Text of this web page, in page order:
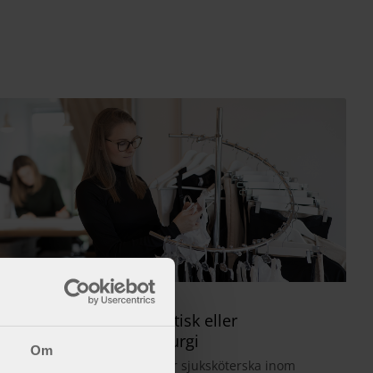
Om
efter estetisk eller
rekonstruktiv plastikkirurgi
Som plastikkirurg, läkare eller sjuksköterska inom